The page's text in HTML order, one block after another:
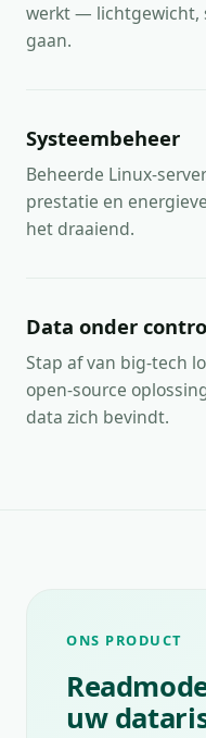
werkt — lichtgewicht,
gaan.
Systeembeheer
Beheerde Linux-
prestatie en
het draaiend.
Data onder
Stap af van big-tech
open-source
data zich bevindt.
ONS PRODUCT
uw